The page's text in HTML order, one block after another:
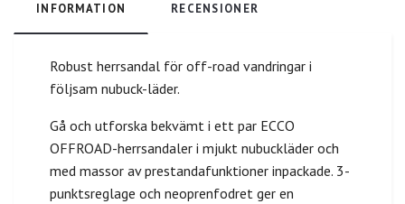
INFORMATION RECENSIONER
Robust herrsandal för off-road vandringar i
följsam nubuck-läder.
Gå och utforska bekvämt i ett par ECCO
OFFROAD-herrsandaler i mjukt nubuckläder och
med massor av prestandafunktioner inpackade. 3-
punktsreglage och neoprenfodret ger en